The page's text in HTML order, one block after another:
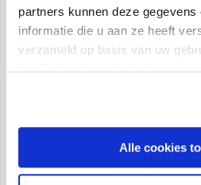
partners kunnen deze
informatie die u aan ze heeft
verzameld op basis van uw
kan je toestemming beheren op
Alle cookies
fotos